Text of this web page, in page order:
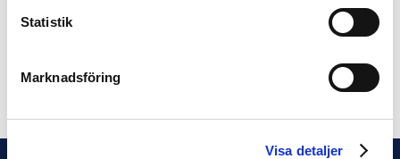
Statistik
Marknadsföring
Visa detaljer
Dela på Facebook Dela på Twitter